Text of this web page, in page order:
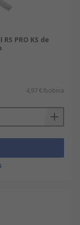
PRO KS de
4,97 €/bobina